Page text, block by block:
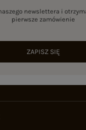
newslettera i
pierwsze zamówienie
ZAPISZ SIĘ